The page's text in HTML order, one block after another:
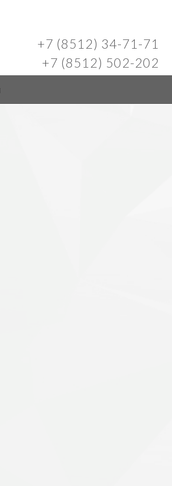
+7 (8512) 34-71-71
+7 (8512) 502-202